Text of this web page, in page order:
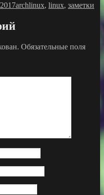
archlinux, linux, заметки
Обязательные поля